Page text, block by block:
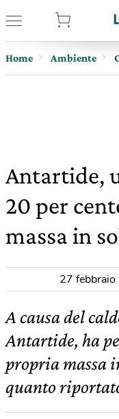
Home Ambiente
Antartide,
20 per
massa in
27
A causa del
Antartide, ha
propria massa
quanto